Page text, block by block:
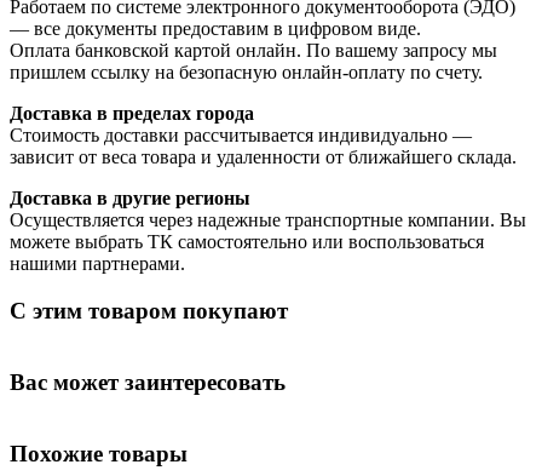
Работаем по системе электронного документооборота (ЭДО)
— все документы предоставим в цифровом виде.
Оплата банковской картой онлайн. По вашему запросу мы
пришлем ссылку на безопасную онлайн-оплату по счету.
Доставка в пределах города
Стоимость доставки рассчитывается индивидуально —
зависит от веса товара и удаленности от ближайшего склада.
Доставка в другие регионы
Осуществляется через надежные транспортные компании. Вы
можете выбрать ТК самостоятельно или воспользоваться
нашими партнерами.
С этим товаром покупают
Вас может заинтересовать
Похожие товары